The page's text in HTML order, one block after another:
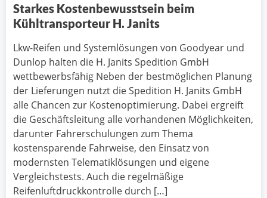
Starkes Kostenbewusstsein beim
Kühltransporteur H. Janits
Lkw-Reifen und Systemlösungen von Goodyear und
Dunlop halten die H. Janits Spedition GmbH
wettbewerbsfähig Neben der bestmöglichen Planung
der Lieferungen nutzt die Spedition H. Janits GmbH
alle Chancen zur Kostenoptimierung. Dabei ergreift
die Geschäftsleitung alle vorhandenen Möglichkeiten,
darunter Fahrerschulungen zum Thema
kostensparende Fahrweise, den Einsatz von
modernsten Telematiklösungen und eigene
Vergleichstests. Auch die regelmäßige
Reifenluftdruckkontrolle durch […]